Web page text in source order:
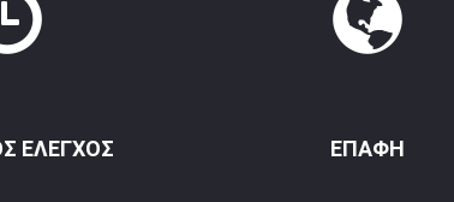
ΈΛΕΓΧΟΣ ΕΠΑΦΉ